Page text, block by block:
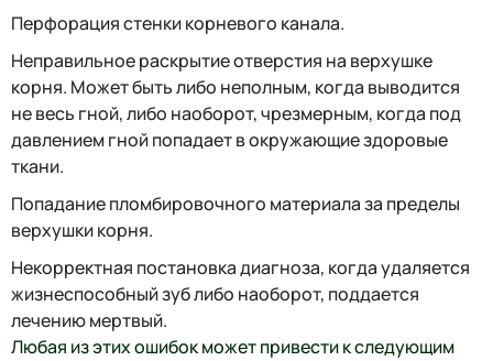
Перфорация стенки корневого канала.
Неправильное раскрытие отверстия на верхушке
корня. Может быть либо неполным, когда выводится
не весь гной, либо наоборот, чрезмерным, когда под
давлением гной попадает в окружающие здоровые
ткани.
Попадание пломбировочного материала за пределы
верхушки корня.
Некорректная постановка диагноза, когда удаляется
жизнеспособный зуб либо наоборот, поддается
лечению мертвый.
Любая из этих ошибок может привести к следующим